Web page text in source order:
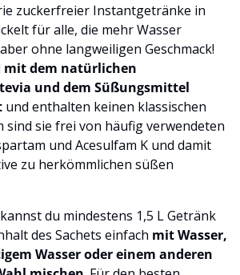
zuckerfreier Instantgetränke in
für alle, die mehr Wasser
ohne langweiligen Geschmack!
mit dem natürlichen
und dem Süßungsmittel
und enthalten keinen klassischen
sind sie frei von häufig verwendeten
und Acesulfam K und damit
zu herkömmlichen süßen
du mindestens 1,5 L Getränk
des Sachets einfach mit Wasser,
Wasser oder einem anderen